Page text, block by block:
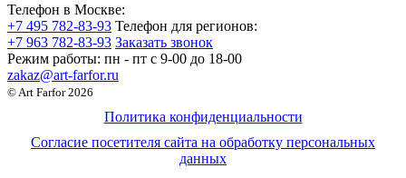
Телефон в Москве:
+7 495 782-83-93 Телефон для регионов:
+7 963 782-83-93 Заказать звонок
Режим работы: пн - пт c 9-00 до 18-00
zakaz@art-farfor.ru
© Art Farfor 2026
Политика конфиденциальности
Согласие посетителя сайта на обработку персональных
данных